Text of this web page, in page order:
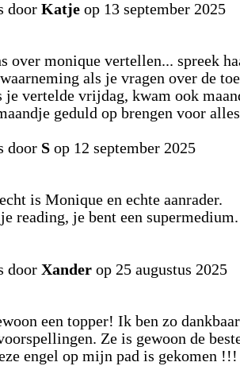
door Katje op 13 september 2025
over monique vertellen... spreek
als je vragen over de
je vertelde vrijdag, kwam ook
geduld op brengen voor
door S op 12 september 2025
is Monique en echte aanrader.
reading, je bent een supermedium.
door Xander op 25 augustus 2025
een topper! Ik ben zo
Ze is gewoon de
engel op mijn pad is gekomen !!!